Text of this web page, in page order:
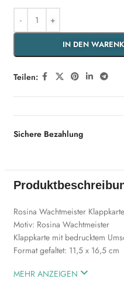
IN DEN
Teilen:
Sichere Bezahlung
‎Rosina Wachtmeister Klappkarte
Motiv: Rosina Wachtmeister
Klappkarte mit bedrucktem
Format gefaltet: 11,5 x 16,5 cm
MEHR ANZEIGEN